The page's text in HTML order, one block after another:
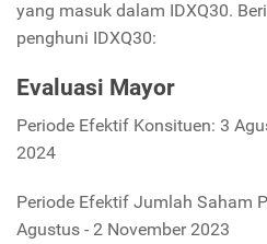
yang masuk dalam IDXQ30.
penghuni IDXQ30:
Evaluasi Mayor
Periode Efektif Konsituen: 3
2024
Periode Efektif Jumlah Saham
Agustus - 2 November 2023